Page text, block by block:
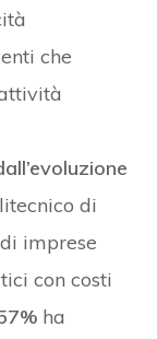
che
di
imprese
con costi
ha